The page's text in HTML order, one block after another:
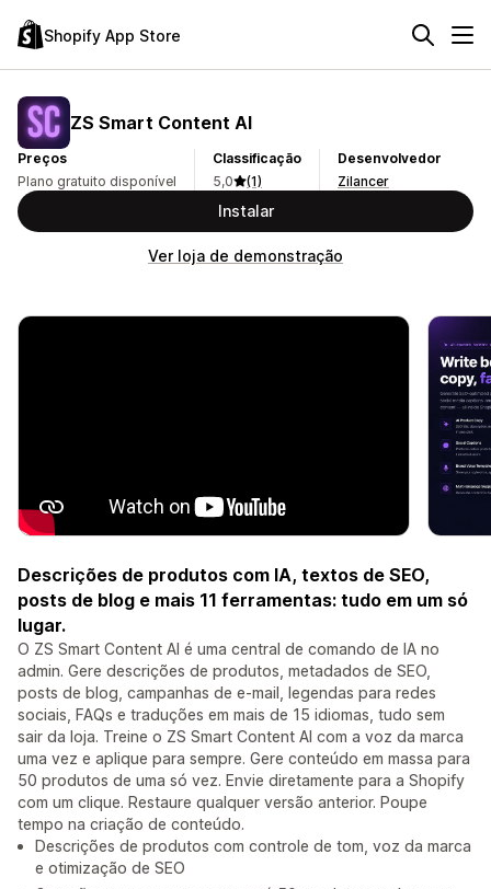
Shopify App Store
ZS Smart Content AI
Preços
Plano gratuito disponível
Classificação
5,0
(1)
Desenvolvedor
Zilancer
Instalar
Ver loja de demonstração
Descrições de produtos com IA, textos de SEO,
posts de blog e mais 11 ferramentas: tudo em um só
lugar.
O ZS Smart Content AI é uma central de comando de IA no
admin. Gere descrições de produtos, metadados de SEO,
posts de blog, campanhas de e-mail, legendas para redes
sociais, FAQs e traduções em mais de 15 idiomas, tudo sem
sair da loja. Treine o ZS Smart Content AI com a voz da marca
uma vez e aplique para sempre. Gere conteúdo em massa para
50 produtos de uma só vez. Envie diretamente para a Shopify
com um clique. Restaure qualquer versão anterior. Poupe
tempo na criação de conteúdo.
Descrições de produtos com controle de tom, voz da marca
e otimização de SEO